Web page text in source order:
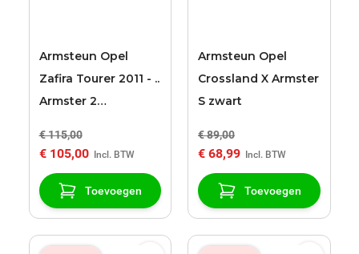
Armsteun Opel
Zafira Tourer 2011 - ..
Armster 2
€ 115,00
€ 105,00
Toevoegen
Armsteun Opel
Crossland X Armster
S zwart
€ 89,00
€ 68,99
Toevoegen